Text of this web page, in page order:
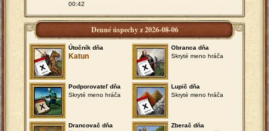
00:42
Denné úspechy z 2026-08-06
Útočník dňa
Katun
Obranca dňa
Skryté meno hráča
Podporovateľ dňa
Skryté meno hráča
Lupič dňa
Skryté meno hráča
Drancovač dňa
Zberač dňa